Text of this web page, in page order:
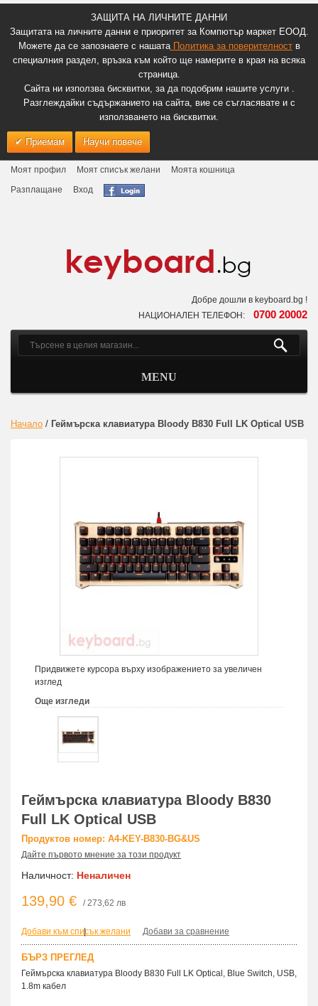
ЗАЩИТА НА ЛИЧНИТЕ ДАННИ
Защитата на личните данни е приоритет за Компютър маркет ЕООД.
Можете да се запознаете с нашатаПолитика за поверителноств
специалния раздел, връзка към който ще намерите в края на всяка
страница.
Сайта ни използва бисквитки, за да подобрим нашите услуги .
Разглеждайки съдържанието на сайта, вие се съгласявате и с
използването на бисквитки.
Приемам Научи повече
Моят профил Моят списък желани
Моята кошница
Разплащане
Вход
Добре дошли в keyboard.bg !
НАЦИОНАЛЕН ТЕЛЕФОН: 0700 20002
MENU
Начало / Геймърска клавиатура Bloody B830 Full LK Optical USB
Придвижете курсора върху изображението за увеличен
изглед
Още изгледи
Геймърска клавиатура Bloody B830
Full LK Optical USB
Продуктов номер: A4-KEY-B830-BG&US
Дайте първото мнение за този продукт
Наличност: Неналичен
139,90 € / 273,62 лв
Добави към списък желани
| Добави за сравнение
БЪРЗ ПРЕГЛЕД
Геймърска клавиатура Bloody B830 Full LK Optical, Blue Switch, USB,
1.8m кабел